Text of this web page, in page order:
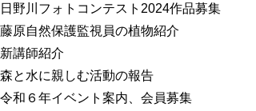
日野川フォトコンテスト2024作品募集
藤原自然保護監視員の植物紹介
新講師紹介
森と水に親しむ活動の報告
令和６年イベント案内、会員募集